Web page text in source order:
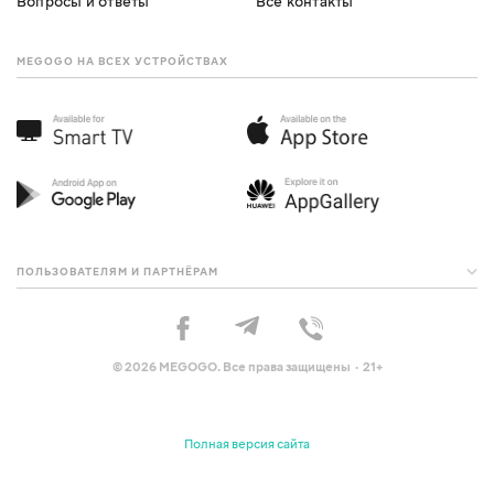
MEGOGO НА ВСЕХ УСТРОЙСТВАХ
ПОЛЬЗОВАТЕЛЯМ И ПАРТНЁРАМ
© 2026 MEGOGO. Все права защищены · 21+
Полная версия сайта